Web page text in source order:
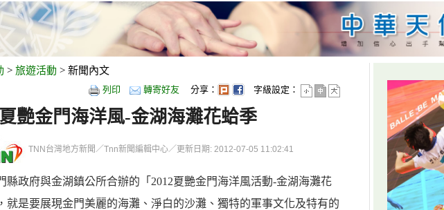
> 旅遊活動 > 新聞內文
列印 轉寄好友 分享： 字級設定：
艷金門海洋風-金湖海灘花蛤季
TNN台灣地方新聞／Tnn新聞編輯中心／更新日期: 2012-07-05 11:02:41
縣政府與金湖鎮公所合辦的「2012夏艷金門海洋風活動-金湖海灘花
就是要展現金門美麗的海灘、淨白的沙灘、獨特的軍事文化及特有的